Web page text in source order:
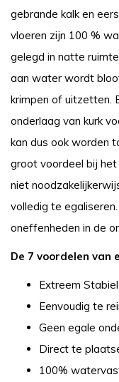
gebrande kalk en
vloeren zijn 100 %
gelegd in natte
aan water wordt
krimpen of uitzetten.
onderlaag van kurk
kan dus ook worden
groot voordeel bij het
niet
volledig te
oneffenheden in de
De 7 voordelen van
Extreem Stabiel
Eenvoudig te
Geen egale
Direct te
100%